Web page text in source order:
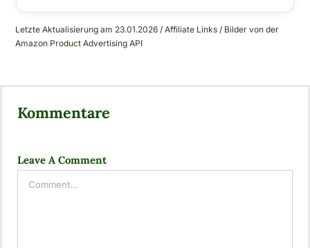
Letzte Aktualisierung am 23.01.2026 / Affiliate Links / Bilder von der
Amazon Product Advertising API
Kommentare
Leave A Comment
Comment